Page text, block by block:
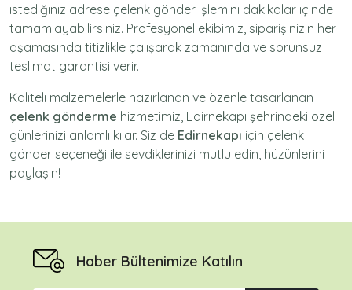
istediğiniz adrese çelenk gönder işlemini dakikalar içinde
tamamlayabilirsiniz. Profesyonel ekibimiz, siparişinizin her
aşamasında titizlikle çalışarak zamanında ve sorunsuz
teslimat garantisi verir.
Kaliteli malzemelerle hazırlanan ve özenle tasarlanan
çelenk gönderme hizmetimiz, Edirnekapı şehrindeki özel
günlerinizi anlamlı kılar. Siz de Edirnekapı için çelenk
gönder seçeneği ile sevdiklerinizi mutlu edin, hüzünlerini
paylaşın!
Haber Bültenimize Katılın